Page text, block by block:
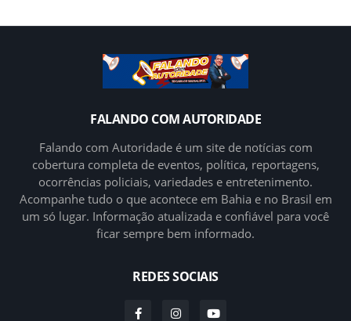
FALANDO COM AUTORIDADE
Falando com Autoridade é um site de notícias com
cobertura completa de eventos, política, reportagens,
ocorrências policiais, variedades e entretenimento.
Acompanhe tudo o que acontece em Bahia e no Brasil em
um só lugar. Informação atualizada e confiável para você
ficar sempre bem informado.
REDES SOCIAIS